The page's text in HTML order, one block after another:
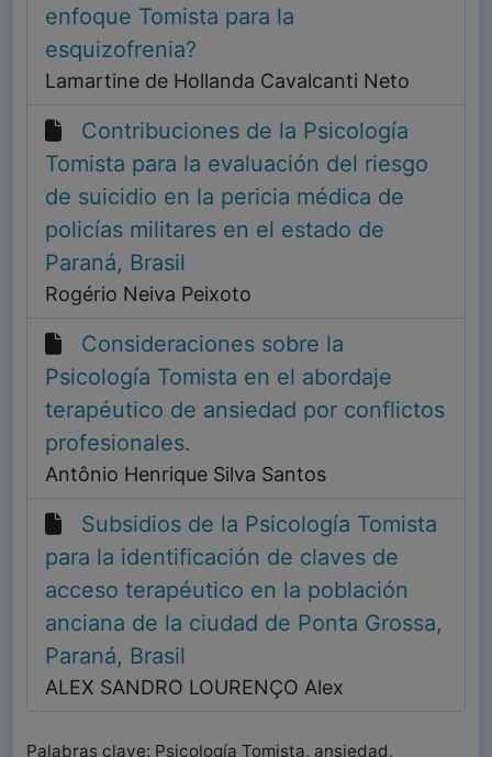
enfoque Tomista para la
esquizofrenia?
Lamartine de Hollanda Cavalcanti Neto
Contribuciones de la Psicología
Tomista para la evaluación del riesgo
de suicidio en la pericia médica de
policías militares en el estado de
Paraná, Brasil
Rogério Neiva Peixoto
Consideraciones sobre la
Psicología Tomista en el abordaje
terapéutico de ansiedad por conflictos
profesionales.
Antônio Henrique Silva Santos
Subsidios de la Psicología Tomista
para la identificación de claves de
acceso terapéutico en la población
anciana de la ciudad de Ponta Grossa,
Paraná, Brasil
ALEX SANDRO LOURENÇO Alex
Palabras clave: Psicología Tomista, ansiedad,